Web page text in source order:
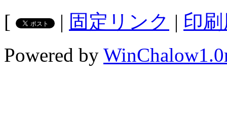
[
| 固定リンク | 印
Powered by